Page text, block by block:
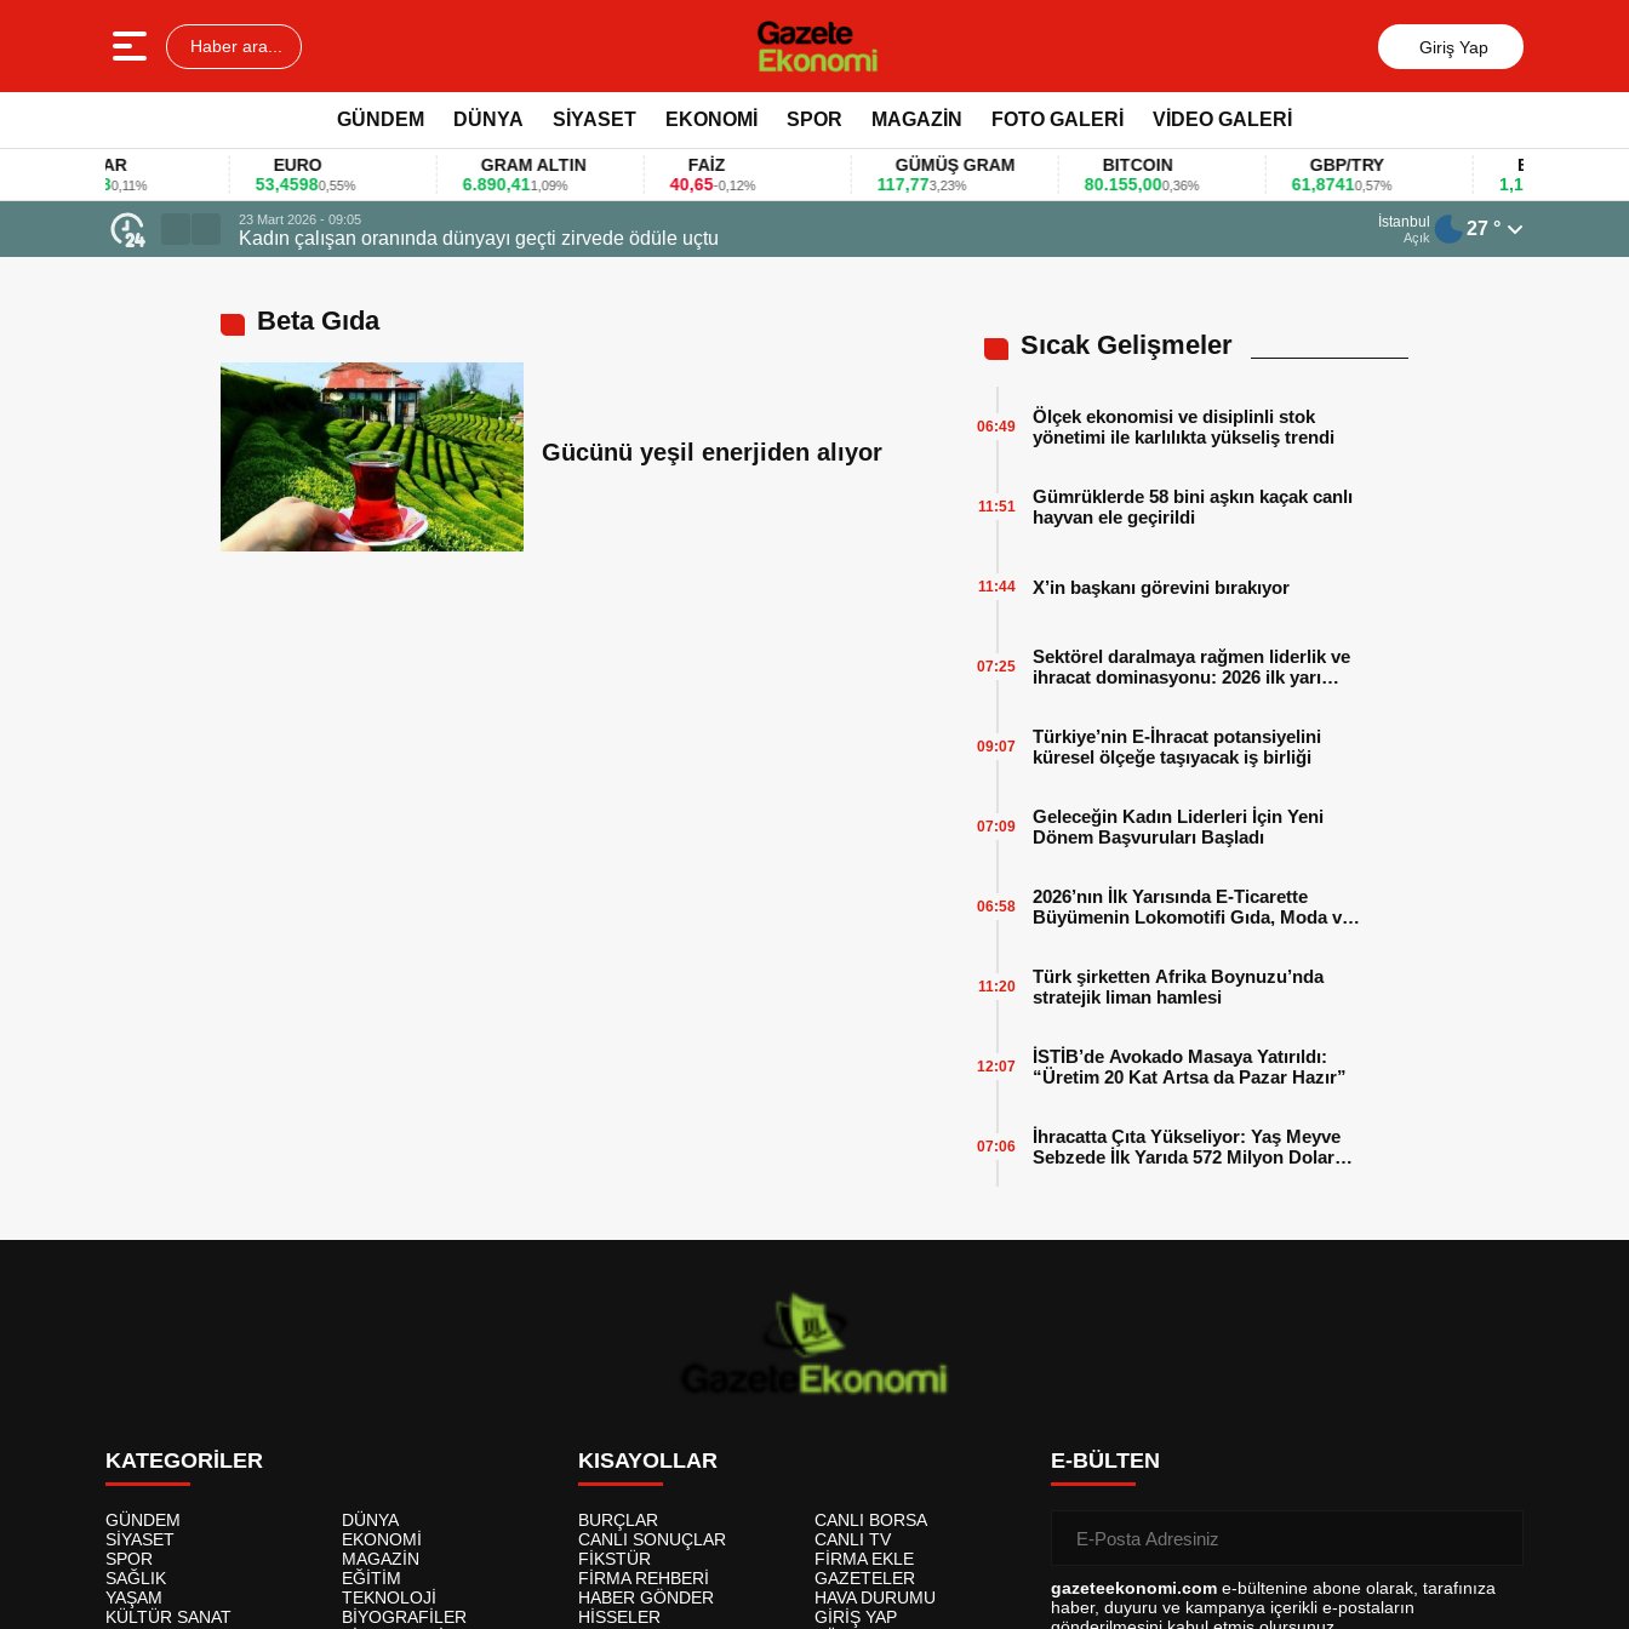
Haber ara... Giriş Yap
GÜNDEM DÜNYA SİYASET EKONOMİ SPOR MAGAZİN FOTO GALERİ VİDEO GALERİ
EURO
53,45980,55%
GRAM ALTIN
6.890,411,09%
40,65-0,12%
GÜMÜŞ GRAM
117,773,23%
BITCOIN
80.155,000,36%
GBP/TRY
61,87410,57%
EUR/USD
1,17810,47%
Firmalar gıda fuarlarını bu anket ile değerlendirdi
13 Mart 2026 - 06:55
Huawei
İstanbul
Açık 27 °
Beta Gıda
Gücünü yeşil enerjiden alıyor
Sıcak Gelişmeler
Ölçek ekonomisi ve disiplinli stok
yönetimi ile karlılıkta yükseliş trendi
06:49
Gümrüklerde 58 bini aşkın kaçak canlı
hayvan ele geçirildi
11:51
X’in başkanı görevini bırakıyor
11:44
Sektörel daralmaya rağmen liderlik ve
ihracat dominasyonu: 2026 ilk yarı
07:25
Türkiye’nin E-İhracat potansiyelini
küresel ölçeğe taşıyacak iş birliği
09:07
Geleceğin Kadın Liderleri İçin Yeni
Dönem Başvuruları Başladı
07:09
2026’nın İlk Yarısında E-Ticarette
Büyümenin Lokomotifi Gıda, Moda ve
06:58
Türk şirketten Afrika Boynuzu’nda
stratejik liman hamlesi
11:20
İSTİB’de Avokado Masaya Yatırıldı:
“Üretim 20 Kat Artsa da Pazar Hazır”
12:07
İhracatta Çıta Yükseliyor: Yaş Meyve
Sebzede İlk Yarıda 572 Milyon Dolar
07:06
KATEGORİLER
GÜNDEM
DÜNYA
SİYASET
EKONOMİ
SPOR
MAGAZİN
SAĞLIK
EĞİTİM
YAŞAM
TEKNOLOJİ
KÜLTÜR SANAT
BİYOGRAFİLER
KISAYOLLAR
BURÇLAR
CANLI BORSA
CANLI SONUÇLAR
CANLI TV
FİKSTÜR
FİRMA EKLE
FİRMA REHBERİ
GAZETELER
HABER GÖNDER
HAVA DURUMU
HİSSELER
GİRİŞ YAP
E-BÜLTEN
gazeteekonomi.com e-bültenine abone olarak, tarafınıza
haber, duyuru ve kampanya içerikli e-postaların